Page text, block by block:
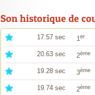
Son historique de
17.57 sec 1er
20.63 sec 2ème
19.28 sec 3ème
19.74 sec 2ème